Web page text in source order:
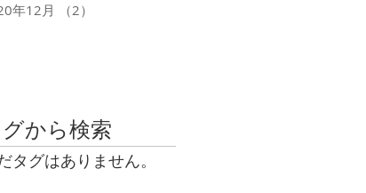
年12月
（2）
から検索
タグはありません。